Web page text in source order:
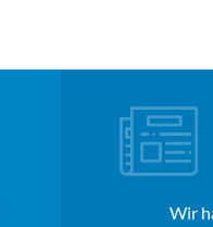
Wir